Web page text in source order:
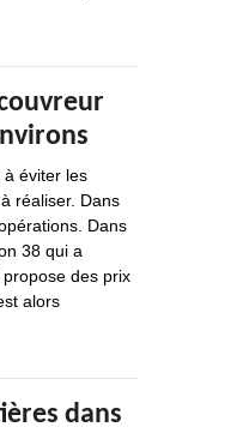
éviter les
réaliser. Dans
Dans
38 qui a
des prix
alors
dans